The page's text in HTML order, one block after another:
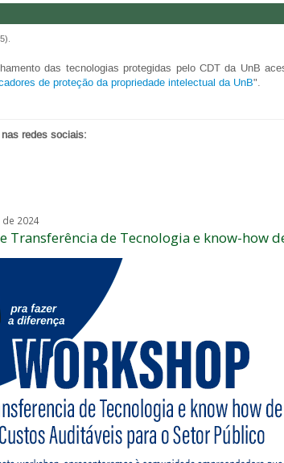
das tecnologias protegidas pelo CDT da UnB
de proteção da propriedade intelectual da UnB".
redes sociais:
2024
Transferência de Tecnologia e know-how